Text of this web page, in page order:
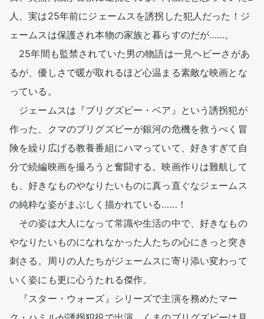
人、実は25年前にジェームスを誘拐した犯人だった！ジ
ェームスは保護され本物の家族と暮らすのだが……。
25年間も監禁されていた男の物語は一見ヘビーさがあ
るが、優しさで暖が取れるほど心温まる素敵な映画とな
っている。
ジェームスは『ブリグズビー・ベア』という誘拐犯が
作った、クマのブリグズビーが銀河の危機を救うべく冒
険を繰り広げる教養番組にハマっていて、好きすぎて自
分で続編映画を撮ろうと奮闘する。映画作りは難航して
も、好きなものやなりたいものに真っ直ぐなジェームス
の純粋な姿がまぶしく描かれている……！
その姿は大人になって常識や生活の中で、好きなもの
やなりたいものになれなかった人たちの心にきっと突き
刺さる。周りの人たちがジェームスに寄り添い変わって
いく姿にも更に心うたれる傑作。
『スター・ウォーズ』シリーズで主演を務めたマー